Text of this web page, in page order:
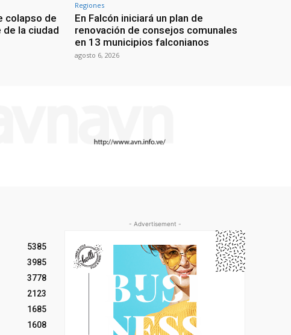
colapso de
de la ciudad
Regiones
En Falcón iniciará un plan de
renovación de consejos comunales
en 13 municipios falconianos
agosto 6, 2026
5385
3985
3778
2123
1685
1608
- Advertisement -